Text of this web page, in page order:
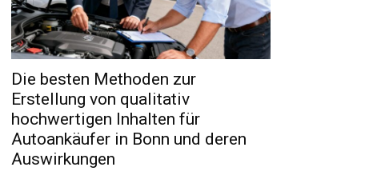
Die besten Methoden zur
Erstellung von qualitativ
hochwertigen Inhalten für
Autoankäufer in Bonn und deren
Auswirkungen